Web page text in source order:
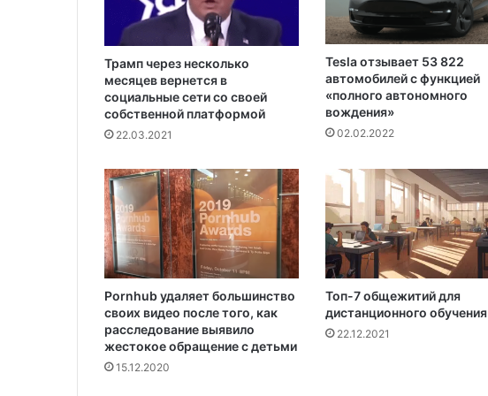
е
л
о
в
е
п
о
д
о
з
р
л
ь
н
ы
е
п
е
д
Трамп через несколько
месяцев вернется в
социальные сети со своей
собственной платформой
22.03.2021
Tesla отзывает 53 822
автомобилей с функцией
«полного автономного
вождения»
02.02.2022
Pornhub удаляет большинство
своих видео после того, как
расследование выявило
жестокое обращение с детьми
15.12.2020
Топ-7 общежитий для
дистанционного обучения
22.12.2021